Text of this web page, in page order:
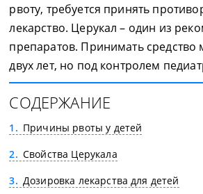
рвоту, требуется принять
лекарство. Церукал – один из
препаратов. Принимать средство
двух лет, но под контролем
СОДЕРЖАНИЕ
1
Причины рвоты у детей
2
Свойства Церукала
3
Дозировка лекарства для детей